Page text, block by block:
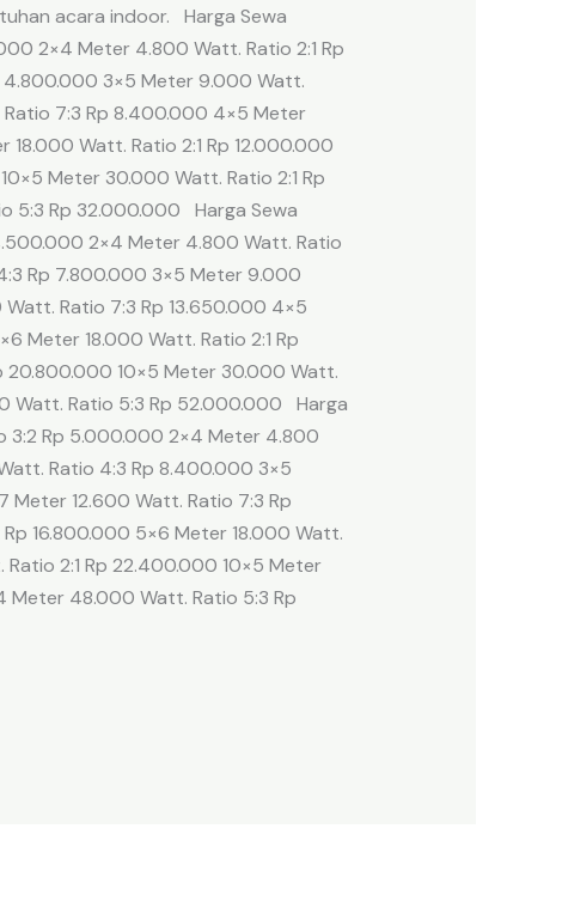
acara indoor. Harga Sewa
2×4 Meter 4.800 Watt. Ratio 2:1 Rp
4.800.000 3×5 Meter 9.000 Watt.
Ratio 7:3 Rp 8.400.000 4×5 Meter
Watt. Ratio 2:1 Rp 12.000.000
Meter 30.000 Watt. Ratio 2:1 Rp
5:3 Rp 32.000.000 Harga Sewa
2×4 Meter 4.800 Watt. Ratio
Rp 7.800.000 3×5 Meter 9.000
Ratio 7:3 Rp 13.650.000 4×5
Meter 18.000 Watt. Ratio 2:1 Rp
20.800.000 10×5 Meter 30.000 Watt.
Watt. Ratio 5:3 Rp 52.000.000 Harga
3:2 Rp 5.000.000 2×4 Meter 4.800
Ratio 4:3 Rp 8.400.000 3×5
Meter 12.600 Watt. Ratio 7:3 Rp
16.800.000 5×6 Meter 18.000 Watt.
2:1 Rp 22.400.000 10×5 Meter
Meter 48.000 Watt. Ratio 5:3 Rp